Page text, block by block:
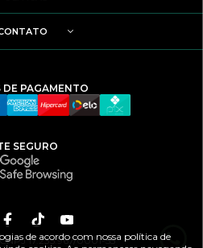
SEGURO
DE PAGAMENTO
17.235.967/0001-55
de acordo com nossa política de